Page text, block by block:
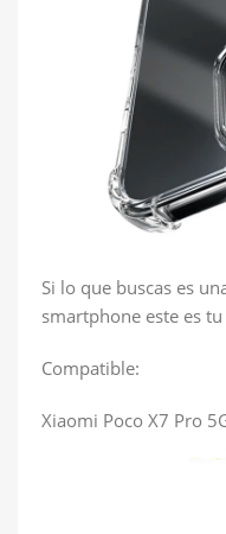
Si lo que buscas es
smartphone este es
Compatible:
Xiaomi Poco X7 Pro